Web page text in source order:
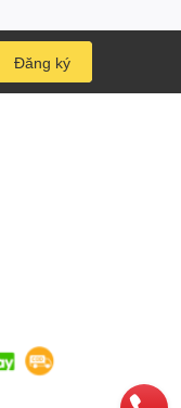
Đăng ký